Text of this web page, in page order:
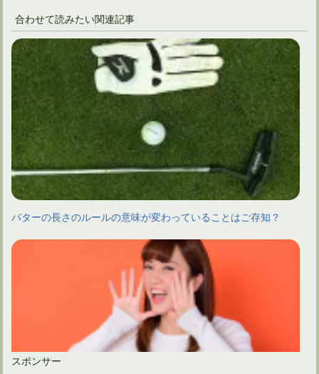
合わせて読みたい関連記事
パターの長さのルールの意味が変わっていることはご存知？
スポンサー